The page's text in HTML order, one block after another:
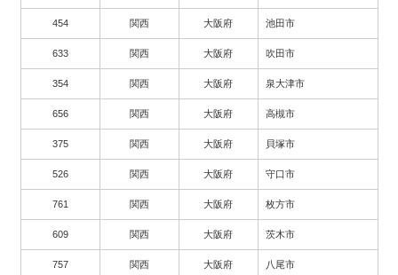
454 関西 大阪府 池田市
633 関西 大阪府 吹田市
354 関西 大阪府 泉大津市
656 関西 大阪府 高槻市
375 関西 大阪府 貝塚市
526 関西 大阪府 守口市
761 関西 大阪府 枚方市
609 関西 大阪府 茨木市
757 関西 大阪府 八尾市